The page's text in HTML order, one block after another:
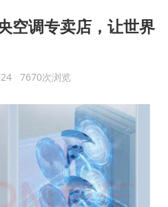
空调专卖店，让世界
7670次浏览